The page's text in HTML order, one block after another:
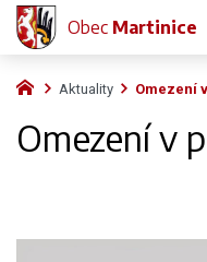
Aktuality Omezení
Omezení v
Obec Martinice